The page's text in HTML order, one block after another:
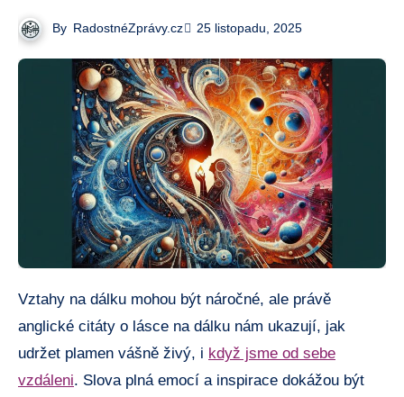
By RadostnéZprávy.cz 25 listopadu, 2025
Vztahy na dálku mohou být náročné, ale právě
anglické citáty o lásce na dálku nám ukazují, jak
udržet plamen vášně živý, i když jsme od sebe
vzdáleni. Slova plná emocí a inspirace dokážou být